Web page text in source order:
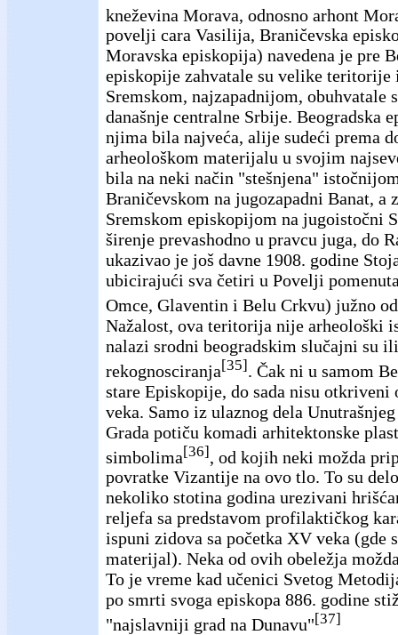
kneževina Morava, odnosno arhont
povelji cara Vasilija, Braničevska
Moravska episkopija) navedena je pre
episkopije zahvatale su velike teritorije
Sremskom, najzapadnijom, obuhvatale
današnje centralne Srbije. Beogradska
njima bila najveća, alije sudeći prema
arheološkom materijalu u svojim
bila na neki način "stešnjena"
Braničevskom na jugozapadni Banat, a
Sremskom episkopijom na jugoistočni
širenje prevashodno u pravcu juga, do
ukazivao je još davne 1908. godine
ubicirajući sva četiri u Povelji
Omce, Glaventin i Belu Crkvu) južno
Nažalost, ova teritorija nije arheološki
nalazi srodni beogradskim slučajni su
rekognosciranja[35]. Čak ni u samom
stare Episkopije, do sada nisu
veka. Samo iz ulaznog dela
Grada potiču komadi arhitektonske
simbolima[36] , od kojih neki možda
povratke Vizantije na ovo tlo. To su
nekoliko stotina godina urezivani
reljefa sa predstavom profilaktičkog
ispuni zidova sa početka XV veka (gde
materijal). Neka od ovih obeležja
To je vreme kad učenici Svetog
po smrti svoga episkopa 886. godine
"najslavniji grad na Dunavu"[37]